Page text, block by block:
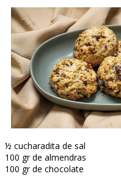
½ cucharadita de sal
100 gr de almendras
100 gr de chocolate